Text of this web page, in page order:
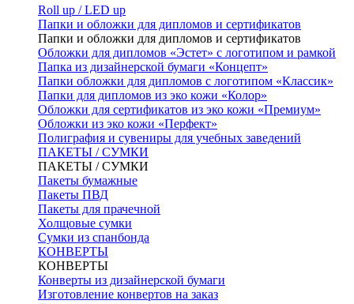
Roll up / LED up
Папки и обложки для дипломов и сертификатов
Папки и обложки для дипломов и сертификатов
Обложки для дипломов «Эстет» с логотипом и рамкой
Папка из дизайнерской бумаги «Концепт»
Папки обложки для дипломов с логотипом «Классик»
Папки для дипломов из эко кожи «Колор»
Обложки для сертификатов из эко кожи «Премиум»
Обложки из эко кожи «Перфект»
Полиграфия и сувениры для учебных заведений
ПАКЕТЫ / СУМКИ
ПАКЕТЫ / СУМКИ
Пакеты бумажные
Пакеты ПВД
Пакеты для прачечной
Холщовые сумки
Сумки из спанбонда
КОНВЕРТЫ
КОНВЕРТЫ
Конверты из дизайнерской бумаги
Изготовление конвертов на заказ